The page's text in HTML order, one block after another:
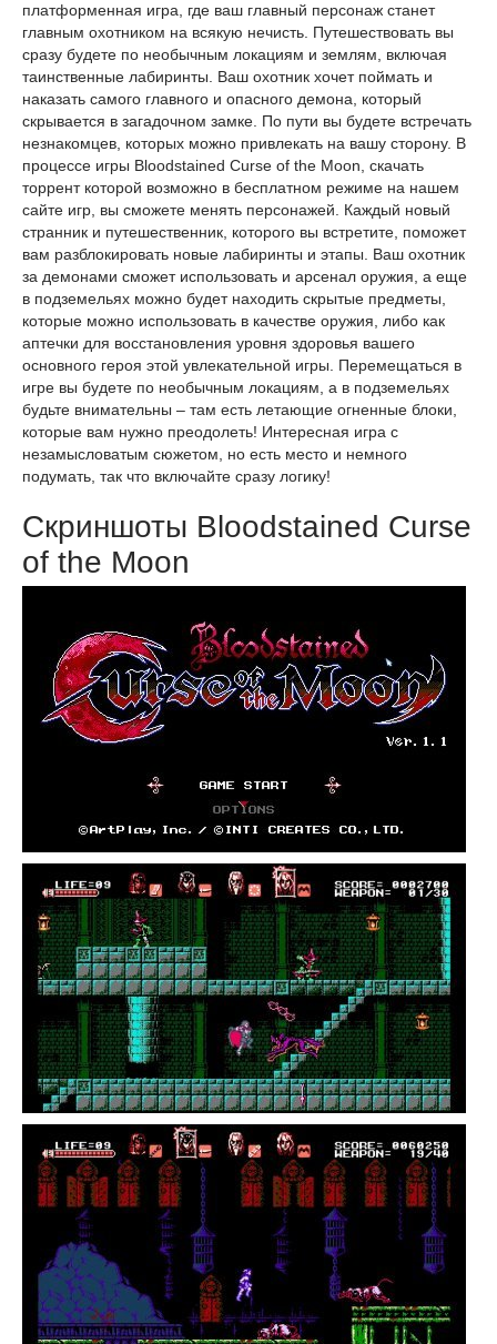
платформенная игра, где ваш главный персонаж станет
главным охотником на всякую нечисть. Путешествовать вы
сразу будете по необычным локациям и землям, включая
таинственные лабиринты. Ваш охотник хочет поймать и
наказать самого главного и опасного демона, который
скрывается в загадочном замке. По пути вы будете встречать
незнакомцев, которых можно привлекать на вашу сторону. В
процессе игры Bloodstained Curse of the Moon, скачать
торрент которой возможно в бесплатном режиме на нашем
сайте игр, вы сможете менять персонажей. Каждый новый
странник и путешественник, которого вы встретите, поможет
вам разблокировать новые лабиринты и этапы. Ваш охотник
за демонами сможет использовать и арсенал оружия, а еще
в подземельях можно будет находить скрытые предметы,
которые можно использовать в качестве оружия, либо как
аптечки для восстановления уровня здоровья вашего
основного героя этой увлекательной игры. Перемещаться в
игре вы будете по необычным локациям, а в подземельях
будьте внимательны – там есть летающие огненные блоки,
которые вам нужно преодолеть! Интересная игра с
незамысловатым сюжетом, но есть место и немного
подумать, так что включайте сразу логику!
Скриншоты Bloodstained Curse
of the Moon